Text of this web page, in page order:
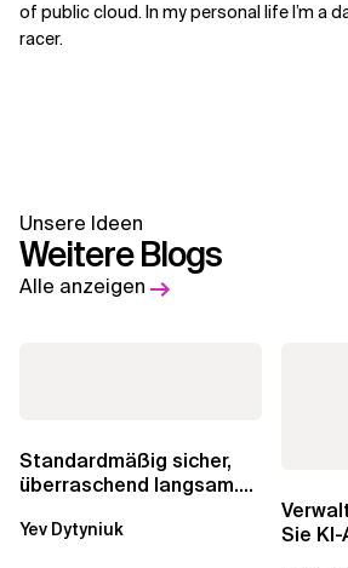
of public cloud. In my personal life I’m a
racer.
Unsere Ideen
Weitere Blogs
Alle anzeigen
Standardmäßig sicher,
überraschend langsam.
über die RDS...
Yev Dytyniuk
Sie